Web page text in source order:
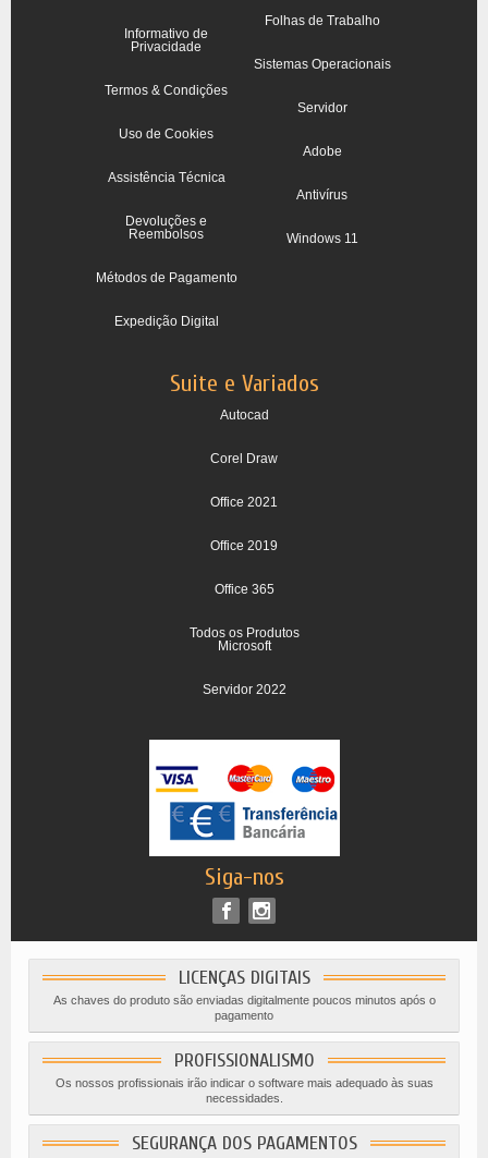
Informativo de
Privacidade
Termos & Condições
Uso de Cookies
Assistência Técnica
Devoluções e
Reembolsos
Métodos de Pagamento
Expedição Digital
Folhas de Trabalho
Sistemas Operacionais
Servidor
Adobe
Antivírus
Windows 11
Suite e Variados
Autocad
Corel Draw
Office 2021
Office 2019
Office 365
Todos os Produtos
Microsoft
Servidor 2022
Siga-nos
LICENÇAS DIGITAIS
As chaves do produto são enviadas digitalmente poucos minutos após o
pagamento
PROFISSIONALISMO
Os nossos profissionais irão indicar o software mais adequado às suas
necessidades.
SEGURANÇA DOS PAGAMENTOS